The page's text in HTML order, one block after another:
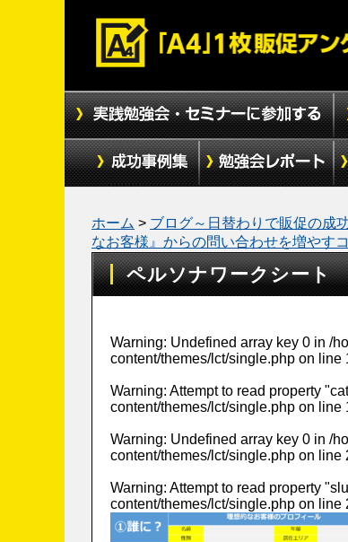
ホーム > ブログ～日替わりで販促の成
なお客様』からの問い合わせを増やす
ペルソナワークシート
Warning: Undefined array key 0 in /
content/themes/lct/single.php on line
Warning: Attempt to read property
content/themes/lct/single.php on line
Warning: Undefined array key 0 in /
content/themes/lct/single.php on line
Warning: Attempt to read property
content/themes/lct/single.php on line